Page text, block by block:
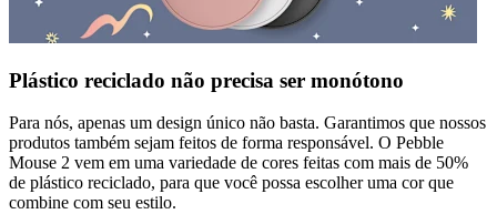
Plástico reciclado não precisa ser monótono
Para nós, apenas um design único não basta. Garantimos que nossos
produtos também sejam feitos de forma responsável. O Pebble
Mouse 2 vem em uma variedade de cores feitas com mais de 50%
de plástico reciclado, para que você possa escolher uma cor que
combine com seu estilo.